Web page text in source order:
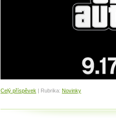
Celý příspěvek | Rubrika: Novinky